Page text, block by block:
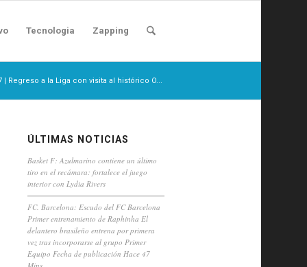
Tecnologia Zapping
| Regreso a la Liga con visita al histórico O...
ÚLTIMAS NOTICIAS
Basket F: Azulmarino contiene un último
tiro en el recámara: fortalece el juego
interior con Lydia Rivers
FC. Barcelona: Escudo del FC Barcelona
Primer entrenamiento de Raphinha El
delantero brasileño entrena por primera
vez tras incorporarse al grupo Primer
Equipo Fecha de publicación Hace 47